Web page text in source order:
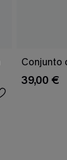
Conjunto
39,00 €